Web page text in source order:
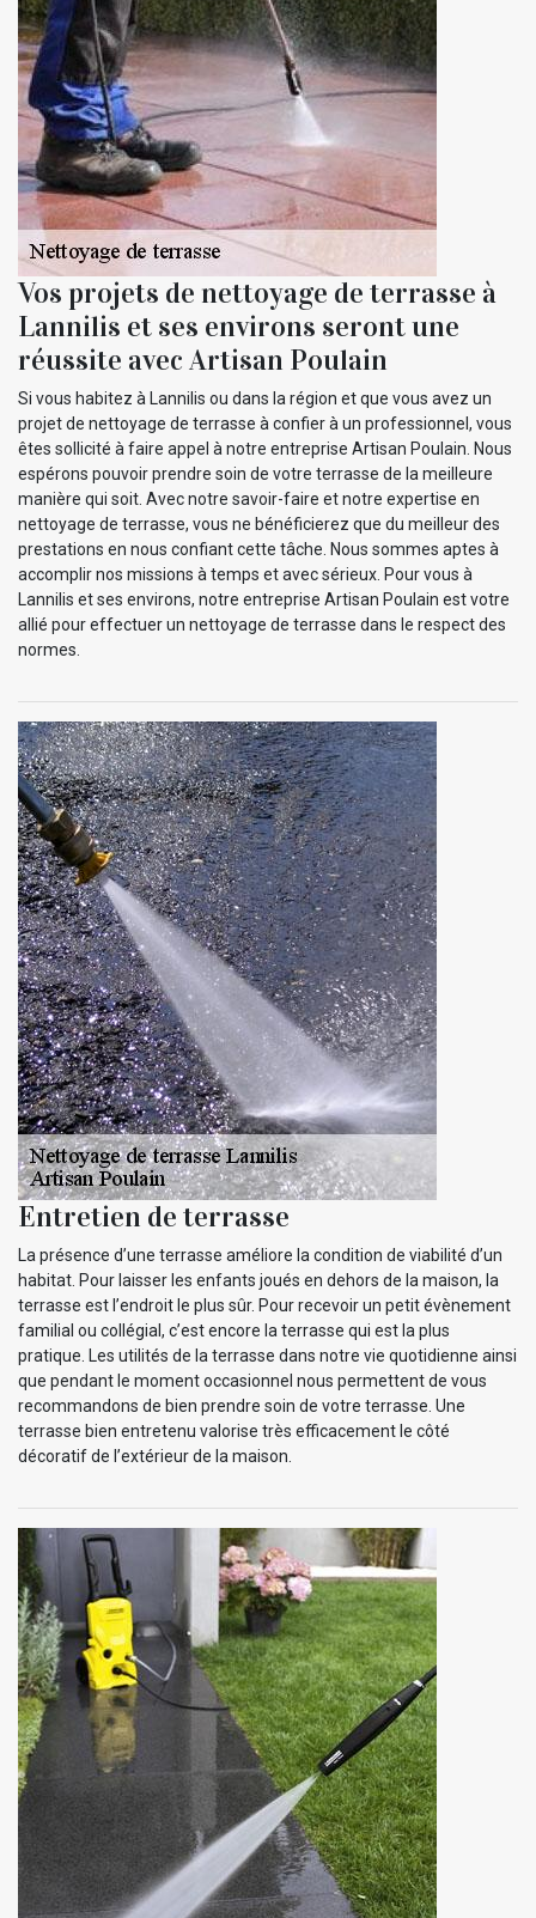
Vos projets de nettoyage de terrasse à
Lannilis et ses environs seront une
réussite avec Artisan Poulain
Si vous habitez à Lannilis ou dans la région et que vous avez un
projet de nettoyage de terrasse à confier à un professionnel, vous
êtes sollicité à faire appel à notre entreprise Artisan Poulain. Nous
espérons pouvoir prendre soin de votre terrasse de la meilleure
manière qui soit. Avec notre savoir-faire et notre expertise en
nettoyage de terrasse, vous ne bénéficierez que du meilleur des
prestations en nous confiant cette tâche. Nous sommes aptes à
accomplir nos missions à temps et avec sérieux. Pour vous à
Lannilis et ses environs, notre entreprise Artisan Poulain est votre
allié pour effectuer un nettoyage de terrasse dans le respect des
normes.
Entretien de terrasse
La présence d’une terrasse améliore la condition de viabilité d’un
habitat. Pour laisser les enfants joués en dehors de la maison, la
terrasse est l’endroit le plus sûr. Pour recevoir un petit évènement
familial ou collégial, c’est encore la terrasse qui est la plus
pratique. Les utilités de la terrasse dans notre vie quotidienne ainsi
que pendant le moment occasionnel nous permettent de vous
recommandons de bien prendre soin de votre terrasse. Une
terrasse bien entretenu valorise très efficacement le côté
décoratif de l’extérieur de la maison.